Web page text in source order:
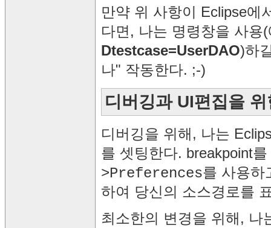
만약 위 사항이 Eclipse에
다면, 나는 명령창을 사용
Dtestcase=UserDAO)하
나" 작동한다. ;-)
디버깅과 UI편집을
디버깅을 위해, 나는
를 셋팅한다. breakpoint
>Preferences를 사용
하여 당신의 소스경로를
최소한의 변경을 위해, 나